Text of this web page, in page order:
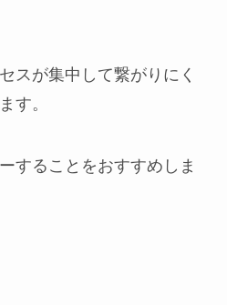
スが集中して繋がりにく
す。
することをおすすめしま